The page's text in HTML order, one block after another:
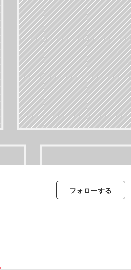
フォローする